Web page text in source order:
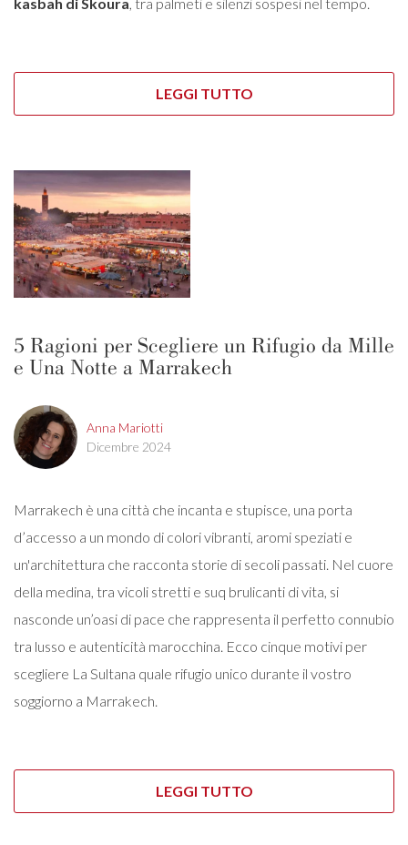
LEGGI TUTTO
5 Ragioni per Scegliere un Rifugio da Mille
e Una Notte a Marrakech
Anna Mariotti
Dicembre 2024
Marrakech è una città che incanta e stupisce, una porta
d’accesso a un mondo di colori vibranti, aromi speziati e
un'architettura che racconta storie di secoli passati. Nel cuore
della medina, tra vicoli stretti e suq brulicanti di vita, si
nasconde un’oasi di pace che rappresenta il perfetto connubio
tra lusso e autenticità marocchina. Ecco cinque motivi per
scegliere La Sultana quale rifugio unico durante il vostro
soggiorno a Marrakech.
LEGGI TUTTO